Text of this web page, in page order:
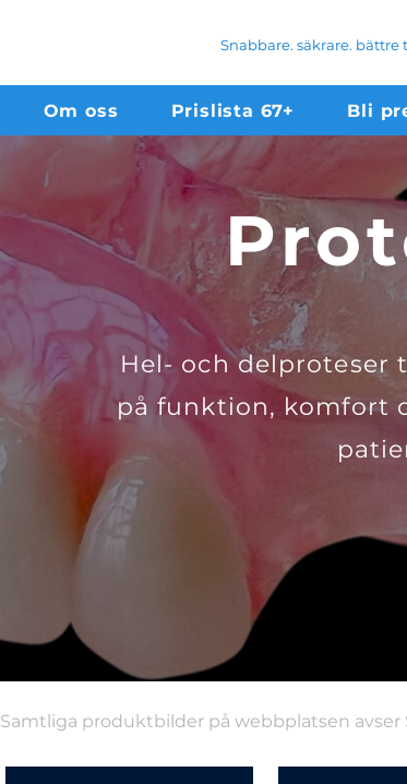
Snabbare. säkrare.
Om oss Prislista 67+ Bli
Hel- och delproteser
på funktion, komfort
Samtliga produktbilder på webbplatsen